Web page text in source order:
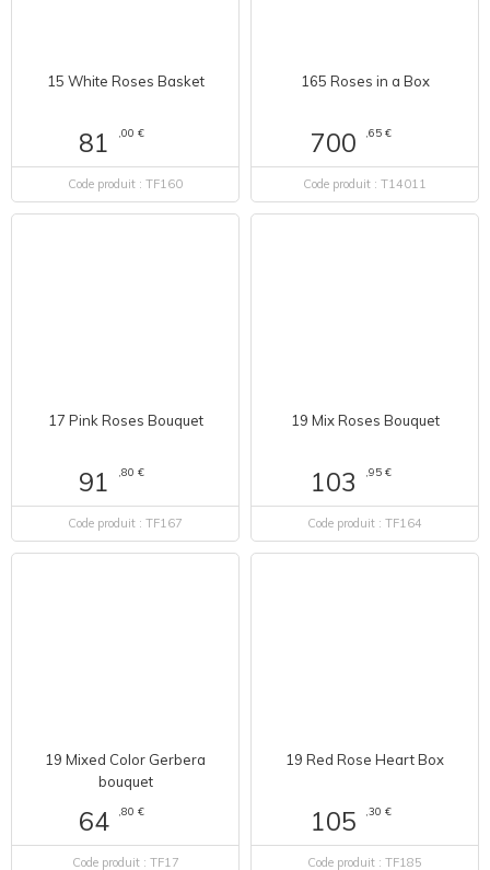
15 White Roses Basket
81 ,00 €
Code produit : TF160
165 Roses in a Box
700 ,65 €
Code produit : T14011
17 Pink Roses Bouquet
91 ,80 €
Code produit : TF167
19 Mix Roses Bouquet
103 ,95 €
Code produit : TF164
19 Mixed Color Gerbera
bouquet
64 ,80 €
Code produit : TF17
19 Red Rose Heart Box
105 ,30 €
Code produit : TF185